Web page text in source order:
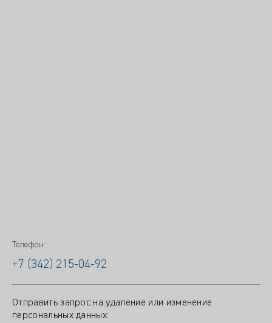
Телефон:
+7 (342) 215-04-92
Отправить запрос на удаление или изменение
персональных данных: